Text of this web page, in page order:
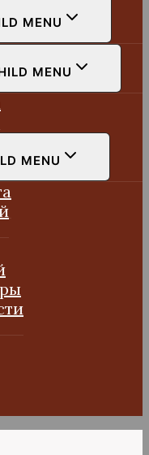
MENU
MENU
MENU